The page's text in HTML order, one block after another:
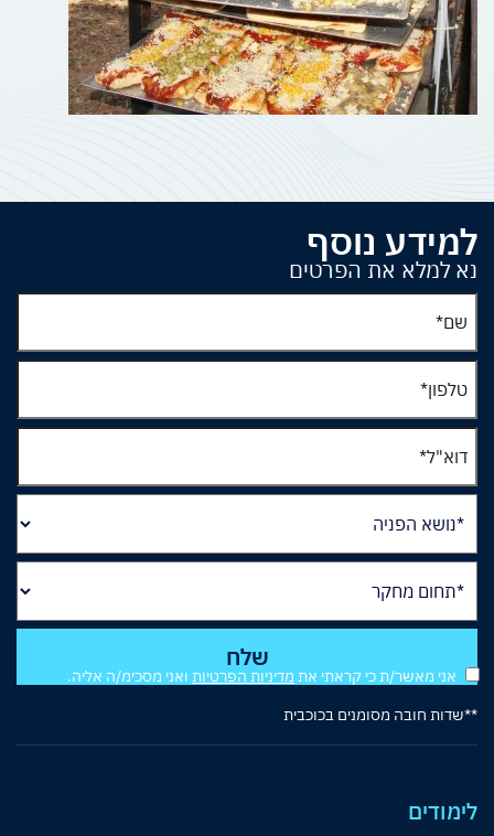
למידע נוסף
נא למלא את הפרטים
אני מאשר/ת כי קראתי את מדיניות הפרטיות
ואני מסכימ/ה אליה.
**שדות חובה מסומנים בכוכבית
לימודים